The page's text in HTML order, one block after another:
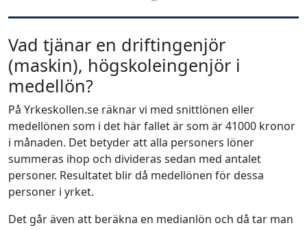
Vad tjänar en driftingenjör
(maskin), högskoleingenjör i
medellön?
På Yrkeskollen.se räknar vi med snittlönen eller
medellönen som i det här fallet är som är 41000 kronor
i månaden. Det betyder att alla personers löner
summeras ihop och divideras sedan med antalet
personer. Resultatet blir då medellönen för dessa
personer i yrket.
Det går även att beräkna en medianlön och då tar man